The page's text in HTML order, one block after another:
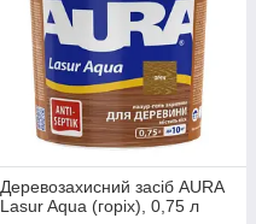
Деревозахисний засіб AURA
Lasur Aqua (горіх), 0,75 л